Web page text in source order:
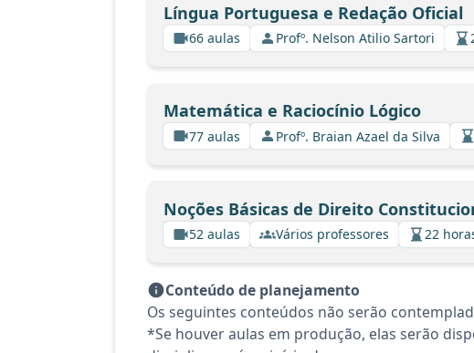
Língua Portuguesa e Redação Oficial
66 aulas Profº. Nelson Atilio Sartori
Matemática e Raciocínio Lógico
77 aulas Profº. Braian Azael da Silva
Noções Básicas de Direito
52 aulas Vários professores 22
Conteúdo de planejamento
Os seguintes conteúdos não serão
*Se houver aulas em produção, elas serão